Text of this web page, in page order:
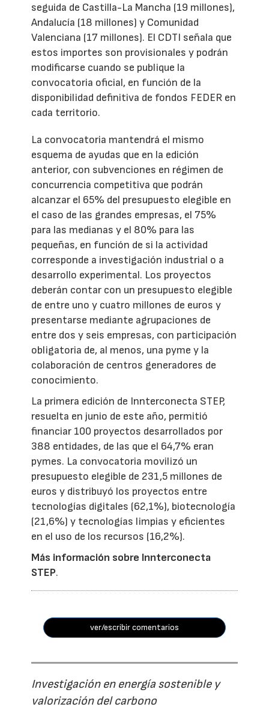
seguida de Castilla-La Mancha (19 millones),
Andalucía (18 millones) y Comunidad
Valenciana (17 millones). El CDTI señala que
estos importes son provisionales y podrán
modificarse cuando se publique la
convocatoria oficial, en función de la
disponibilidad definitiva de fondos FEDER en
cada territorio.
La convocatoria mantendrá el mismo
esquema de ayudas que en la edición
anterior, con subvenciones en régimen de
concurrencia competitiva que podrán
alcanzar el 65% del presupuesto elegible en
el caso de las grandes empresas, el 75%
para las medianas y el 80% para las
pequeñas, en función de si la actividad
corresponde a investigación industrial o a
desarrollo experimental. Los proyectos
deberán contar con un presupuesto elegible
de entre uno y cuatro millones de euros y
presentarse mediante agrupaciones de
entre dos y seis empresas, con participación
obligatoria de, al menos, una pyme y la
colaboración de centros generadores de
conocimiento.
La primera edición de Innterconecta STEP,
resuelta en junio de este año, permitió
financiar 100 proyectos desarrollados por
388 entidades, de las que el 64,7% eran
pymes. La convocatoria movilizó un
presupuesto elegible de 231,5 millones de
euros y distribuyó los proyectos entre
tecnologías digitales (62,1%), biotecnología
(21,6%) y tecnologías limpias y eficientes
en el uso de los recursos (16,2%).
Más información sobre Innterconecta
STEP.
ver/escribir comentarios
Investigación en energía sostenible y
valorización del carbono